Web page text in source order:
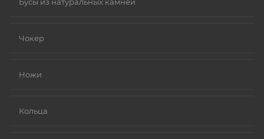
покрытия других металлов, таких как золото или
Золото (особенно высокой пробы, хотя даже
Платина.
Чокер
Ножи
Кольца